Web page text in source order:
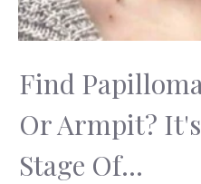
Find
Or Armpit?
Stage Of...